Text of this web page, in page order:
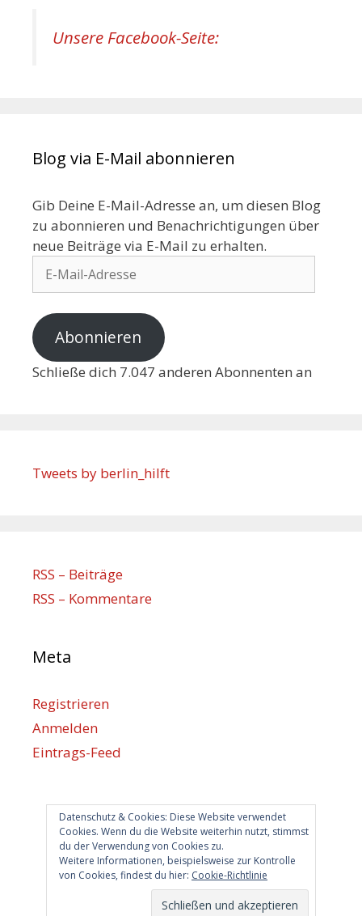
Unsere Facebook-Seite:
Blog via E-Mail abonnieren
Gib Deine E-Mail-Adresse an, um diesen Blog
zu abonnieren und Benachrichtigungen über
neue Beiträge via E-Mail zu erhalten.
Abonnieren
Schließe dich 7.047 anderen Abonnenten an
Datenschutz & Cookies: Diese Website verwendet
Cookies. Wenn du die Website weiterhin nutzt, stimmst
du der Verwendung von Cookies zu.
Weitere Informationen, beispielsweise zur Kontrolle
von Cookies, findest du hier: Cookie-Richtlinie
Tweets by berlin_hilft
RSS – Beiträge
RSS – Kommentare
Meta
Registrieren
Anmelden
Eintrags-Feed
WordPress.org
Berlin hilft
info@berlin-hilft.com